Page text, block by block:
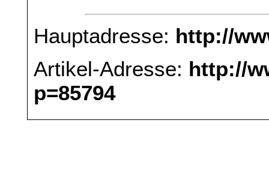
Hauptadresse: http://
Artikel-Adresse: http://
p=85794